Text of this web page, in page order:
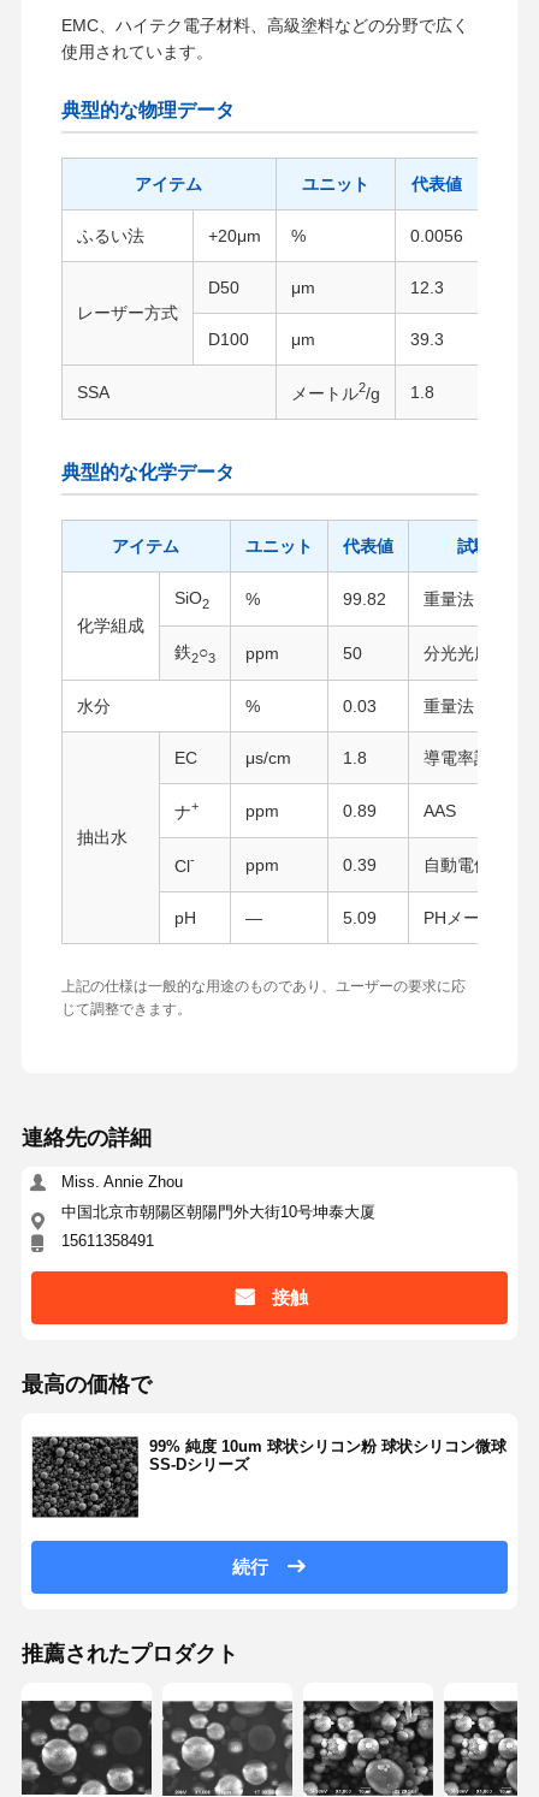
ホーム
品質管理 お問い合わせ 見積依頼
単分散シリカ微粒子
中空シリカ微粒子
球状シリカ粉末
シリカマイクロスフェア化粧品
溶融シリカ粉末
ナノシリカパウダー
球状アルミニウム粉
EMC、ハイテク電子材料、高級塗料などの分野で広く
使用されています。
典型的な物理データ
アイテム ユニット 代表値
ふるい法 +20μm % 0.0056
レーザー方式
D50 μm
12.3
D100
μm 39.3
SSA メートル2/g 1.8
典型的な化学データ
アイテム ユニット 代表値 試験方法
化学組成
SiO2 % 99.82 重量法
鉄2○3 ppm 50 分光光度計
水分 % 0.03 重量法
抽出水
EC μs/cm 1.8 導電率計
ナ+ ppm 0.89 AAS
Cl- ppm 0.39 自動電位滴定
pH — 5.09 PHメーター
上記の仕様は一般的な用途のものであり、ユーザーの要求に応
じて調整できます。
連絡先の詳細
Miss. Annie Zhou
中国北京市朝陽区朝陽門外大街10号坤泰大厦
15611358491
接触
最高の価格で
99% 純度 10um 球状シリコン粉 球状シリコン微球
SS-Dシリーズ
続行
推薦されたプロダクト